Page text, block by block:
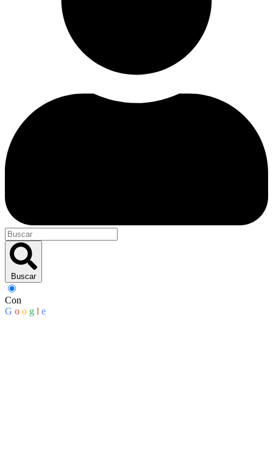
Buscar
Con
G o o g l e